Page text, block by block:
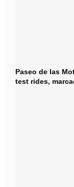
Paseo de las
test rides,